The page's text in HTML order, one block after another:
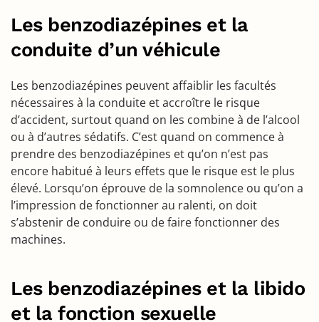
Les benzodiazépines et la
conduite d’un véhicule
Les benzodiazépines peuvent affaiblir les facultés
nécessaires à la conduite et accroître le risque
d’accident, surtout quand on les combine à de l’alcool
ou à d’autres sédatifs. C’est quand on commence à
prendre des benzodiazépines et qu’on n’est pas
encore habitué à leurs effets que le risque est le plus
élevé. Lorsqu’on éprouve de la somnolence ou qu’on a
l’impression de fonctionner au ralenti, on doit
s’abstenir de conduire ou de faire fonctionner des
machines.
Les benzodiazépines et la libido
et la fonction sexuelle